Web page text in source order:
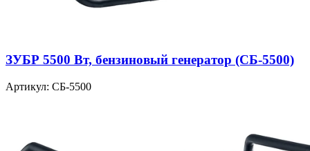
ЗУБР 5500 Вт, бензиновый генератор (СБ-5500)
Артикул: СБ-5500